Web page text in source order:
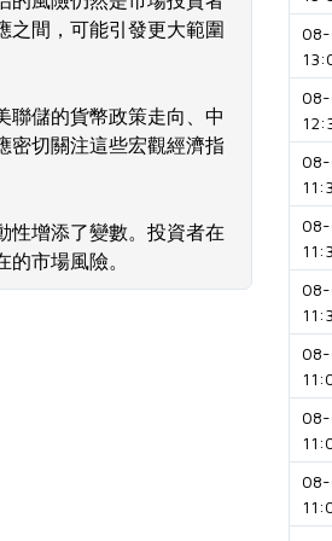
之間，可能引發更大範圍
聯儲的貨幣政策走向、中
密切關注這些宏觀經濟指
性增添了變數。投資者在
市場風險。